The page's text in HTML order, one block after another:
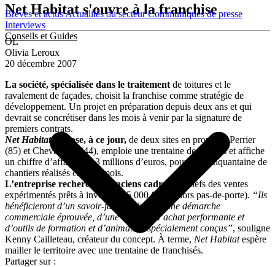
Brèves et actusActualités du secteurCommuniqués de presse
Interviews
Conseils et Guides
Net Habitat s'ouvre à la franchise
OL
Olivia Leroux
20 décembre 2007
La société, spécialisée dans le traitement de toitures et le
ravalement de façades, choisit la franchise comme stratégie de
développement. Un projet en préparation depuis deux ans et qui
devrait se concrétiser dans les mois à venir par la signature de
premiers contrats.
Net Habitatdispose, à ce jour, de deux sites en propre, à Perrier
(85) et Chevrolière (44), emploie une trentaine de salariés et affiche
un chiffre d’affaires de 3 millions d’euros, pour une cinquantaine de
chantiers réalisés chaque mois.
L’entreprise recherche d’anciens cadres
ou chefs des ventes
expérimentés prêts à investir 225 000 € HT (hors pas-de-porte). “Ils
bénéficieront d’un savoir-faire exclusif, d’une démarche
commerciale éprouvée, d’une centrale d’achat performante et
d’outils de formation et d’animation spécialement conçus”, souligne
Kenny Cailleteau, créateur du concept. À terme, Net Habitatespère
mailler le territoire avec une trentaine de franchisés.
Partager sur :